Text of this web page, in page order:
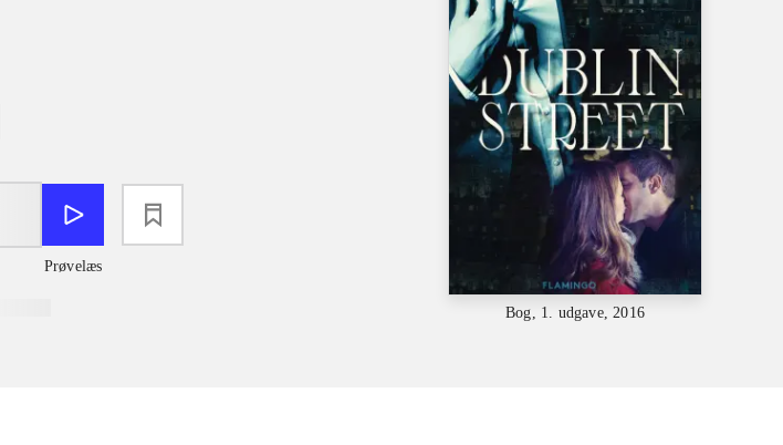
Bog, 1. udgave, 2016
Prøvelæs